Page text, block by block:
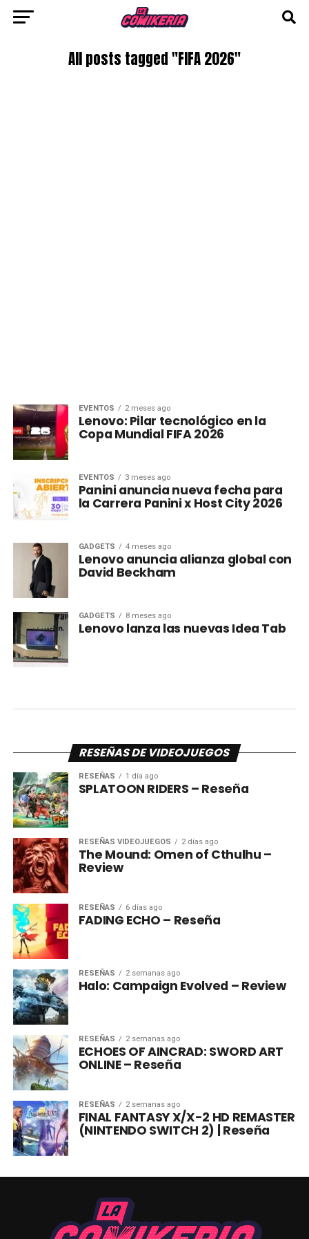
All posts tagged "FIFA 2026"
EVENTOS 2 meses ago
Lenovo: Pilar tecnológico en la
Copa Mundial FIFA 2026
EVENTOS 3 meses ago
Panini anuncia nueva fecha para
la Carrera Panini x Host City 2026
GADGETS 4 meses ago
Lenovo anuncia alianza global con
David Beckham
GADGETS 8 meses ago
Lenovo lanza las nuevas Idea Tab
RESEÑAS DE VIDEOJUEGOS
RESEÑAS 1 día ago
SPLATOON RIDERS – Reseña
RESEÑAS VIDEOJUEGOS 2 días ago
The Mound: Omen of Cthulhu –
Review
RESEÑAS 6 días ago
FADING ECHO – Reseña
RESEÑAS 2 semanas ago
Halo: Campaign Evolved – Review
RESEÑAS 2 semanas ago
ECHOES OF AINCRAD: SWORD ART
ONLINE – Reseña
RESEÑAS 2 semanas ago
FINAL FANTASY X/X-2 HD REMASTER
(NINTENDO SWITCH 2) | Reseña